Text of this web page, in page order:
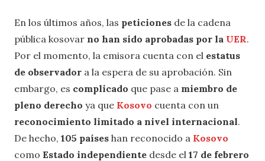
En los últimos años, las peticiones de la cadena
pública kosovar no han sido aprobadas por la UER.
Por el momento, la emisora cuenta con el estatus
de observador a la espera de su aprobación. Sin
embargo, es complicado que pase a miembro de
pleno derecho ya que Kosovo cuenta con un
reconocimiento limitado a nivel internacional.
De hecho, 105 países han reconocido a Kosovo
como Estado independiente desde el 17 de febrero